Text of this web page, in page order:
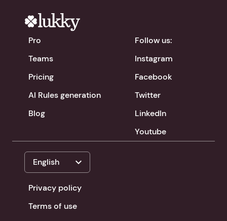
Pro
Teams
Pricing
AI Rules generation
Blog
Follow us:
Instagram
Facebook
Twitter
LinkedIn
Youtube
English expand_more
Privacy policy
Terms of use